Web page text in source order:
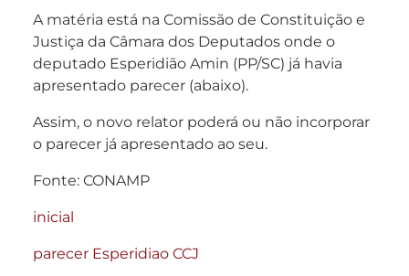
A matéria está na Comissão de Constituição e
Justiça da Câmara dos Deputados onde o
deputado Esperidião Amin (PP/SC) já havia
apresentado parecer (abaixo).
Assim, o novo relator poderá ou não incorporar
o parecer já apresentado ao seu.
Fonte: CONAMP
inicial
parecer Esperidiao CCJ